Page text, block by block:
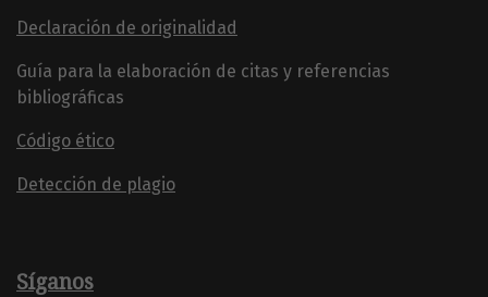
Declaración de originalidad
Guía para la elaboración de citas y referencias
bibliográficas
Código ético
Detección de plagio
Síganos